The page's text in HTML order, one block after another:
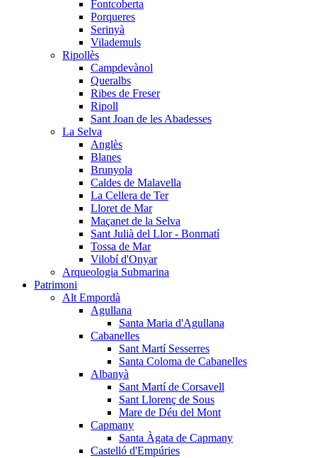
Fontcoberta
Porqueres
Serinyà
Vilademuls
Ripollès
Campdevànol
Queralbs
Ribes de Freser
Ripoll
Sant Joan de les Abadesses
La Selva
Anglès
Blanes
Brunyola
Caldes de Malavella
La Cellera de Ter
Lloret de Mar
Maçanet de la Selva
Sant Julià del Llor - Bonmatí
Tossa de Mar
Vilobí d'Onyar
Arqueologia Submarina
Patrimoni
Alt Empordà
Agullana
Santa Maria d'Agullana
Cabanelles
Sant Martí Sesserres
Santa Coloma de Cabanelles
Albanyà
Sant Martí de Corsavell
Sant Llorenç de Sous
Mare de Déu del Mont
Capmany
Santa Àgata de Capmany
Castelló d'Empúries